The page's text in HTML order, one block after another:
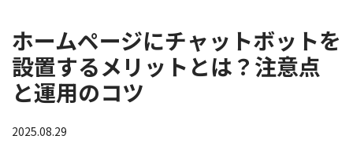
ホームページにチャットボットを
設置するメリットとは？注意点
と運用のコツ
2025.08.29